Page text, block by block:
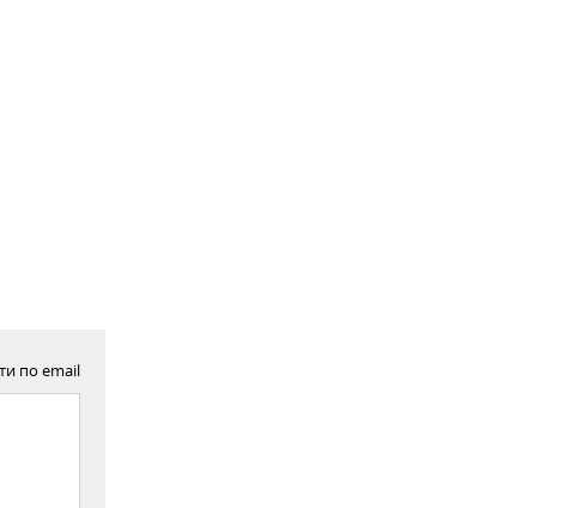
по email